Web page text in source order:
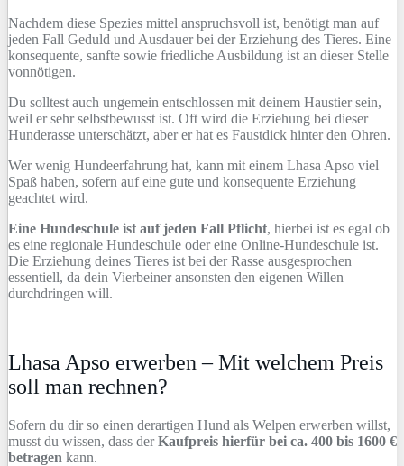
Nachdem diese Spezies mittel anspruchsvoll ist, benötigt man auf
jeden Fall Geduld und Ausdauer bei der Erziehung des Tieres. Eine
konsequente, sanfte sowie friedliche Ausbildung ist an dieser Stelle
vonnötigen.
Du solltest auch ungemein entschlossen mit deinem Haustier sein,
weil er sehr selbstbewusst ist. Oft wird die Erziehung bei dieser
Hunderasse unterschätzt, aber er hat es Faustdick hinter den Ohren.
Wer wenig Hundeerfahrung hat, kann mit einem Lhasa Apso viel
Spaß haben, sofern auf eine gute und konsequente Erziehung
geachtet wird.
Eine Hundeschule ist auf jeden Fall Pflicht, hierbei ist es egal ob
es eine regionale Hundeschule oder eine Online-Hundeschule ist.
Die Erziehung deines Tieres ist bei der Rasse ausgesprochen
essentiell, da dein Vierbeiner ansonsten den eigenen Willen
durchdringen will.
Lhasa Apso erwerben – Mit welchem Preis
soll man rechnen?
Sofern du dir so einen derartigen Hund als Welpen erwerben willst,
musst du wissen, dass derKaufpreis hierfür bei ca. 400 bis 1600 €
betragen kann.